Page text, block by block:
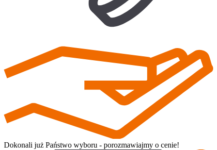
Dokonali już Państwo wyboru - porozmawiajmy o cenie!